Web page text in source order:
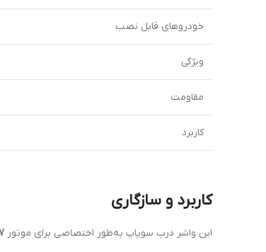
خودروهای قابل نصب
ویژگی
مقاومت
کاربرد
کاربرد و سازگاری
این واشر درب سوپاپ به‌طور اختصاصی برای موتور